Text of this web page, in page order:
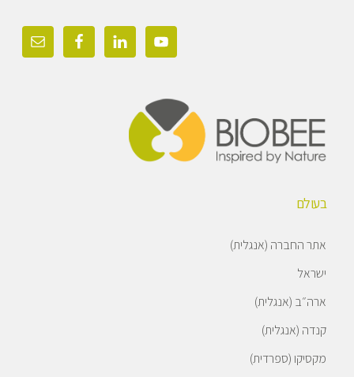
בעולם
אתר החברה (אנגלית)
ישראל
ארה״ב (אנגלית)
קנדה (אנגלית)
מקסיקו (ספרדית)